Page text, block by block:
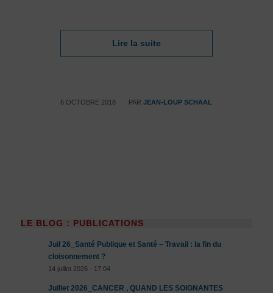
Lire la suite
6 OCTOBRE 2018
/ PARJEAN-LOUP SCHAAL
LE BLOG : PUBLICATIONS
Juil 26_Santé Publique et Santé – Travail : la fin du
cloisonnement ?
14 juillet 2026 - 17:04
Juillet 2026_CANCER , QUAND LES SOIGNANTES